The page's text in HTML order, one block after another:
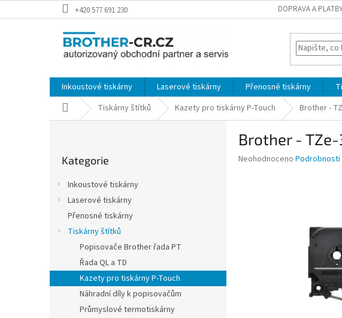
na
+420 577 691 230 DOPRAVA A
Inkoustové tiskárny Laserové tiskárny Přenosné tiskárny
Domů Tiskárny štítků Kazety pro tiskárny P-Touch Brother -
n
e
kategorie
Kategorie
Inkoustové tiskárny
Laserové tiskárny
Přenosné tiskárny
Tiskárny štítků
Popisovače Brother řada PT
Řada QL a TD
Kazety pro tiskárny P-Touch
Náhradní díly k popisovačům
Průmyslové termotiskárny
Brother -
Průměrné
Neohodnoceno